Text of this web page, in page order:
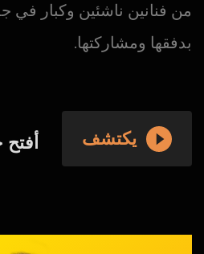
من فنانين ناشئين وكبار في
بدفقها ومشاركتها.
يكتشف